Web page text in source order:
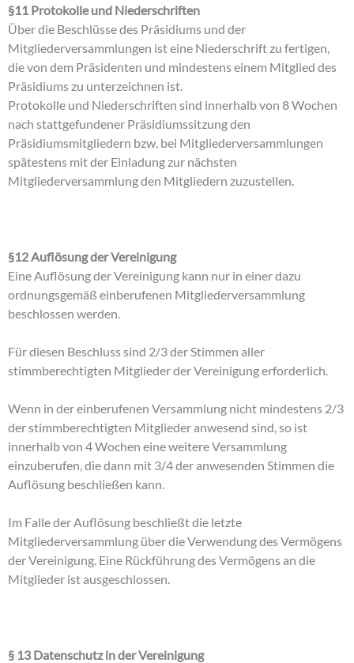
§11 Protokolle und Niederschriften
Über die Beschlüsse des Präsidiums und der
Mitgliederversammlungen ist eine Niederschrift zu fertigen,
die von dem Präsidenten und mindestens einem Mitglied des
Präsidiums zu unterzeichnen ist.
Protokolle und Niederschriften sind innerhalb von 8 Wochen
nach stattgefundener Präsidiumssitzung den
Präsidiumsmitgliedern bzw. bei Mitgliederversammlungen
spätestens mit der Einladung zur nächsten
Mitgliederversammlung den Mitgliedern zuzustellen.
§12 Auflösung der Vereinigung
Eine Auflösung der Vereinigung kann nur in einer dazu
ordnungsgemäß einberufenen Mitgliederversammlung
beschlossen werden.
Für diesen Beschluss sind 2/3 der Stimmen aller
stimmberechtigten Mitglieder der Vereinigung erforderlich.
Wenn in der einberufenen Versammlung nicht mindestens 2/3
der stimmberechtigten Mitglieder anwesend sind, so ist
innerhalb von 4 Wochen eine weitere Versammlung
einzuberufen, die dann mit 3/4 der anwesenden Stimmen die
Auflösung beschließen kann.
Im Falle der Auflösung beschließt die letzte
Mitgliederversammlung über die Verwendung des Vermögens
der Vereinigung. Eine Rückführung des Vermögens an die
Mitglieder ist ausgeschlossen.
§ 13 Datenschutz in der Vereinigung